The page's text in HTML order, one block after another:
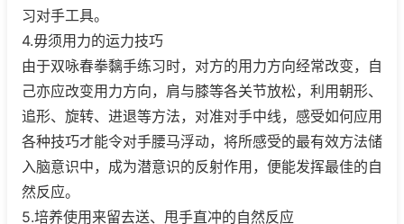
习对手工具。
4.毋须用力的运力技巧
由于双咏春拳黐手练习时，对方的用力方向经常改变，自
己亦应改变用力方向，肩与膝等各关节放松，利用朝形、
追形、旋转、进退等方法，对准对手中线，感受如何应用
各种技巧才能令对手腰马浮动，将所感受的最有效方法储
入脑意识中，成为潜意识的反射作用，便能发挥最佳的自
然反应。
5.培养使用来留去送、甩手直冲的自然反应